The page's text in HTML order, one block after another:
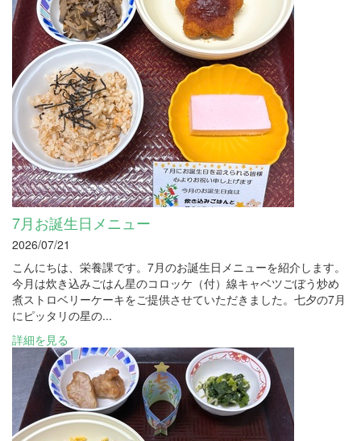
7月お誕生日メニュー
2026/07/21
こんにちは、栄養課です。7月のお誕生日メニューを紹介します。
今月は炊き込みごはん星のコロッケ（付）線キャベツごぼう炒め
煮ストロベリーケーキをご提供させていただきました。七夕の7月
にピッタリの星の...
詳細を見る